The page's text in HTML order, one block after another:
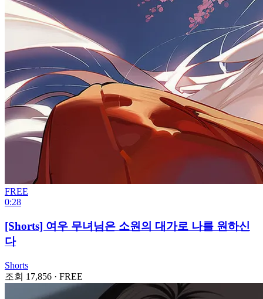
FREE
0:28
[Shorts] 여우 무녀님은 소원의 대가로 나를 원하신
다
Shorts
조회 17,856 · FREE